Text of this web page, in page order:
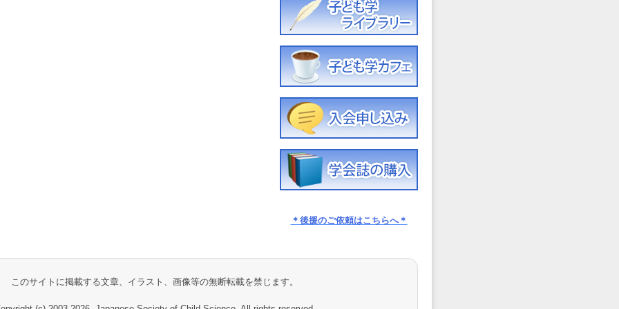
＊後援のご依頼はこちらへ＊
このサイトに掲載する文章、イラスト、画像等の無断転載を禁じます。